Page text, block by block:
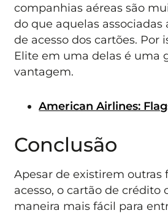
companhias aéreas são
do que aquelas associadas
de acesso dos cartões. Por
Elite em uma delas é uma
vantagem.
American Airlines:
Conclusão
Apesar de existirem outras
acesso, o cartão de crédito
maneira mais fácil para